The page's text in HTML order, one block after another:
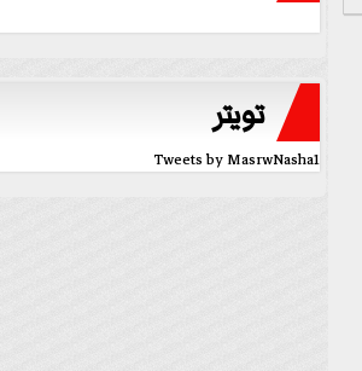
تويتر
Tweets by MasrwNasha1